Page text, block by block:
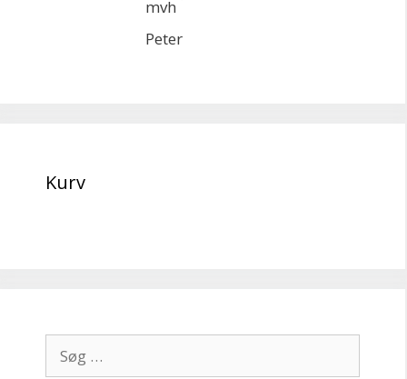
mvh
Peter
Kurv
efter: